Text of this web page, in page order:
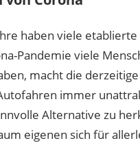
haben viele
Pandemie viele
macht die
immer
Alternative zu
eigenen sich für